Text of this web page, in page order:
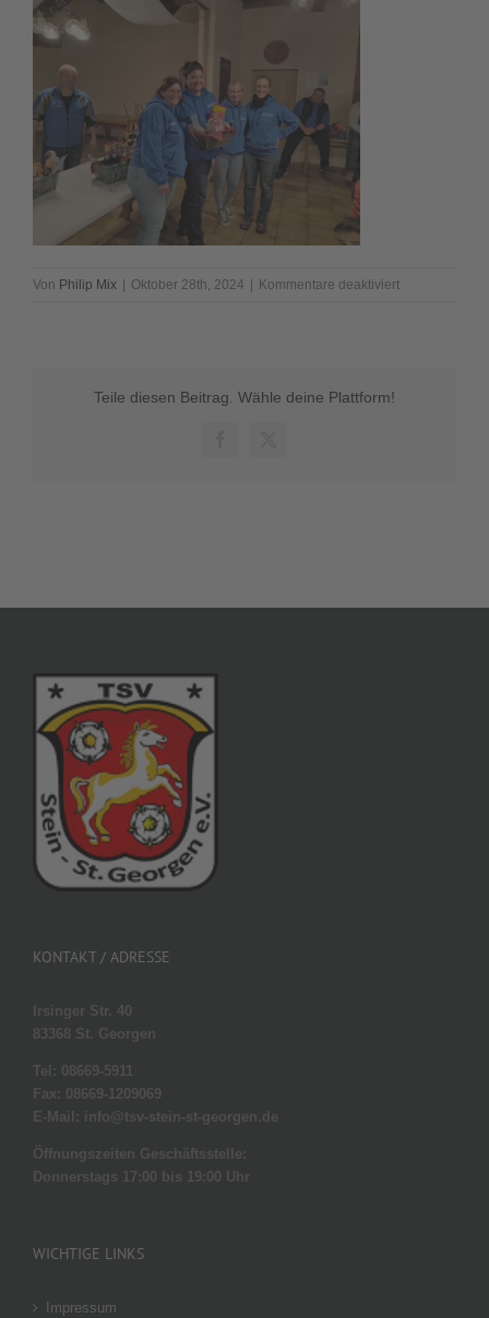
Von Philip Mix | Oktober 28th, 2024 | Kommentare deaktiviertfür
Teile diesen Beitrag. Wähle deine Plattform!
KONTAKT / ADRESSE
Irsinger Str. 40
83368 St. Georgen
Tel: 08669-5911
Fax: 08669-1209069
E-Mail: info@tsv-stein-st-georgen.de
Öffnungszeiten Geschäftsstelle:
Donnerstags 17:00 bis 19:00 Uhr
WICHTIGE LINKS
Impressum